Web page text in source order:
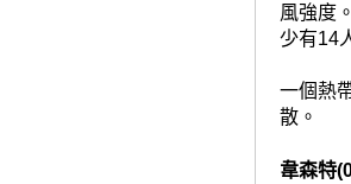
風強度
少有14
一個熱
散。
韋森特